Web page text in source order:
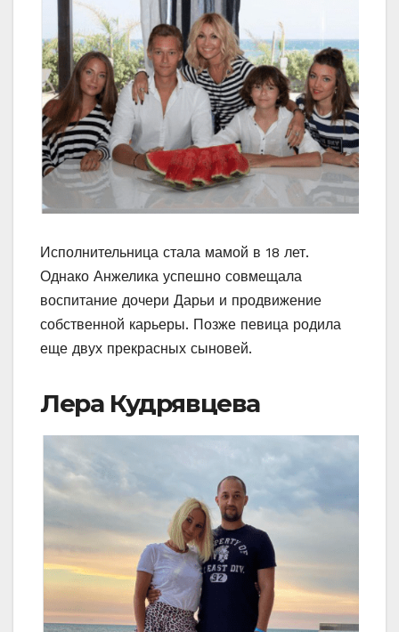
Исполнительница стала мамой в 18 лет.
Однако Анжелика успешно совмещала
воспитание дочери Дарьи и продвижение
собственной карьеры. Позже певица родила
еще двух прекрасных сыновей.
Лера Кудрявцева